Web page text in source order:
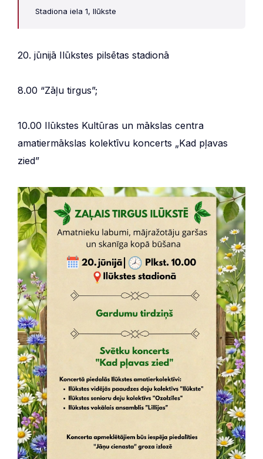
Stadiona iela 1, Ilūkste
20. jūnijā Ilūkstes pilsētas stadionā
8.00 “Zāļu tirgus”;
10.00 Ilūkstes Kultūras un mākslas centra
amatiermākslas kolektīvu koncerts „Kad pļavas
zied”